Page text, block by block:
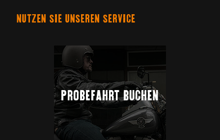
NUTZEN SIE UNSEREN SERVICE
PROBEFAHRT BUCHEN